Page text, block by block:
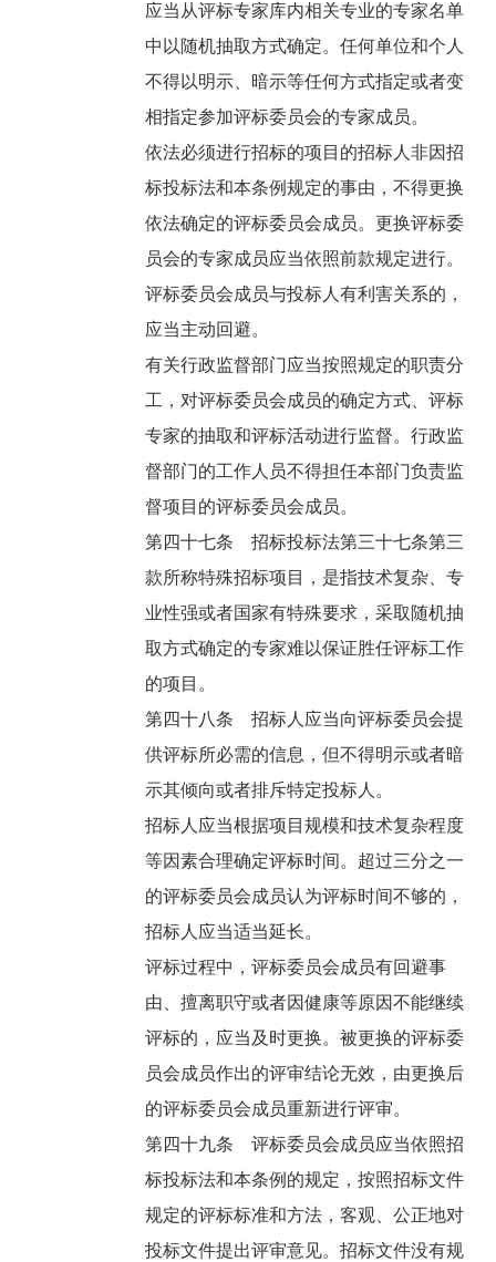
应当从评标专家库内相关专业的专家名单
中以随机抽取方式确定。任何单位和个人
不得以明示、暗示等任何方式指定或者变
相指定参加评标委员会的专家成员。
依法必须进行招标的项目的招标人非因招
标投标法和本条例规定的事由，不得更换
依法确定的评标委员会成员。更换评标委
员会的专家成员应当依照前款规定进行。
评标委员会成员与投标人有利害关系的，
应当主动回避。
有关行政监督部门应当按照规定的职责分
工，对评标委员会成员的确定方式、评标
专家的抽取和评标活动进行监督。行政监
督部门的工作人员不得担任本部门负责监
督项目的评标委员会成员。
第四十七条 招标投标法第三十七条第三
款所称特殊招标项目，是指技术复杂、专
业性强或者国家有特殊要求，采取随机抽
取方式确定的专家难以保证胜任评标工作
的项目。
第四十八条 招标人应当向评标委员会提
供评标所必需的信息，但不得明示或者暗
示其倾向或者排斥特定投标人。
招标人应当根据项目规模和技术复杂程度
等因素合理确定评标时间。超过三分之一
的评标委员会成员认为评标时间不够的，
招标人应当适当延长。
评标过程中，评标委员会成员有回避事
由、擅离职守或者因健康等原因不能继续
评标的，应当及时更换。被更换的评标委
员会成员作出的评审结论无效，由更换后
的评标委员会成员重新进行评审。
第四十九条 评标委员会成员应当依照招
标投标法和本条例的规定，按照招标文件
规定的评标标准和方法，客观、公正地对
投标文件提出评审意见。招标文件没有规